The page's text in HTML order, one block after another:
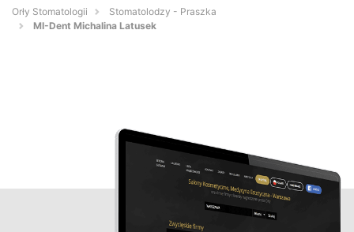
Orły Stomatologii
Stomatolodzy - Praszka
MI-Dent Michalina Latusek